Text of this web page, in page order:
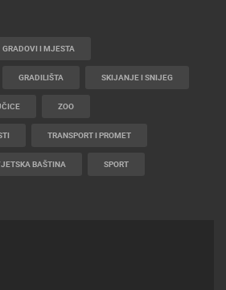
GRADOVI I MJESTA
GRADILIŠTA SKIJANJE I SNIJEG
ZOO
TRANSPORT I PROMET
BAŠTINA SPORT